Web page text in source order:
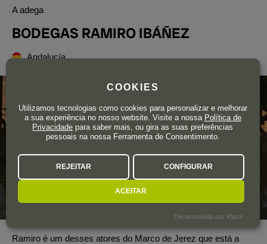
A adega
BODEGAS RAMIRO IBÁÑEZ
Andalucía
Ramiro é um desses atores do Marco de Jerez que está a
COOKIES
Utilizamos tecnologias como cookies para personalizar e melhorar
a sua experiência no nosso website. Visite a nossa Política de
Privacidade para saber mais, ou gira as suas preferências
pessoais na nossa Ferramenta de Consentimento.
REJEITAR CONFIGURAR
ACEITAR
Desenvolvido por Klaro!